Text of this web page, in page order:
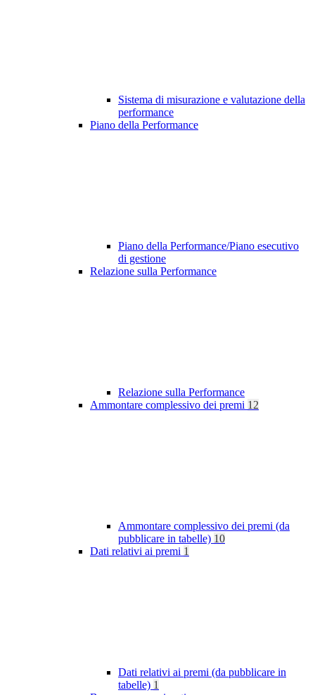
Sistema di misurazione e valutazione della
performance
Piano della Performance
Piano della Performance/Piano esecutivo
di gestione
Relazione sulla Performance
Relazione sulla Performance
Ammontare complessivo dei premi 12
Ammontare complessivo dei premi (da
pubblicare in tabelle) 10
Dati relativi ai premi 1
Dati relativi ai premi (da pubblicare in
tabelle) 1